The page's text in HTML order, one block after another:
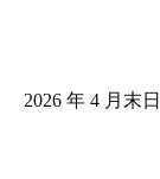
2026 年 4 月末日